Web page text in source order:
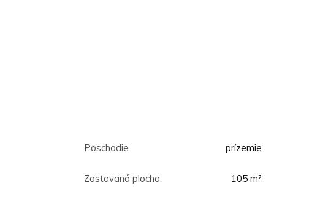
Poschodie prízemie
Zastavaná plocha 105 m²